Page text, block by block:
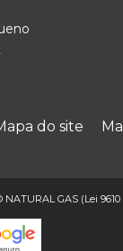
do site
GAS (Lei 9610